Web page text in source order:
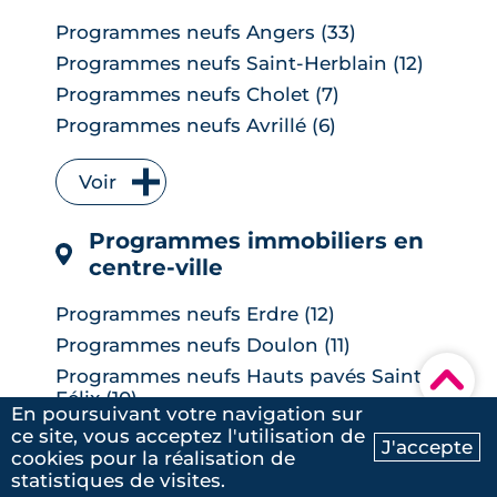
Ma recherche Contactez-nous
▾
Julien| le 23 Janvier 2025
Programmes neufs Angers (33)
Programmes neufs Saint-Herblain (12)
Programmes neufs Cholet (7)
Programmes neufs Avrillé (6)
Programmes neufs La Chapelle-sur-
Erdre (6)
Programmes neufs Les Herbiers (4)
Programmes neufs Orvault (4)
Programmes neufs Saint-Sébastien-
Programmes neufs Vertou (4)
Programmes neufs Carquefou (3)
Programmes neufs Les Ponts-de-Cé (3)
Programmes neufs Rezé (3)
Programmes neufs Basse-Goulaine (2)
Programmes neufs Bouguenais (2)
Voir
Programmes immobiliers en
centre-ville
Programmes neufs Erdre (12)
Programmes neufs Doulon (11)
Programmes neufs Hauts pavés Saint-
Félix (10)
Programmes neufs Saint-Donatien (6)
Programmes neufs Zola (6)
Programmes neufs Île Beaulieu (6)
Voir
En poursuivant votre navigation sur
ce site, vous acceptez l'utilisation de
cookies pour la réalisation de
statistiques de visites.
J'accepte